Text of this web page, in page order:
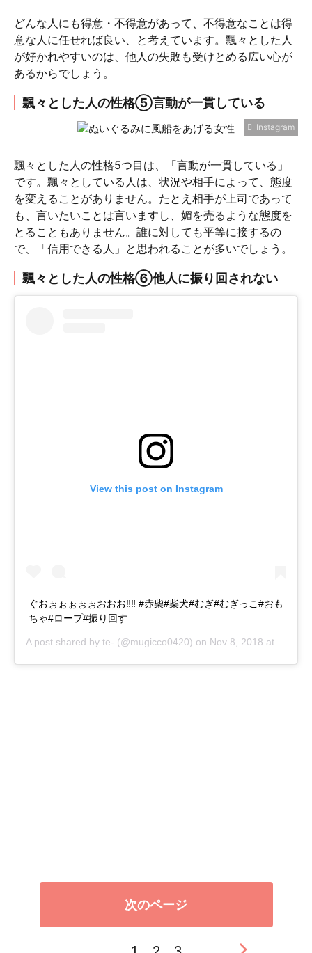
どんな人にも得意・不得意があって、不得意なことは得
意な人に任せれば良い、と考えています。飄々とした人
が好かれやすいのは、他人の失敗も受けとめる広い心が
あるからでしょう。
飄々とした人の性格⑤言動が一貫している
Instagram
飄々とした人の性格5つ目は、「言動が一貫している」
です。飄々としている人は、状況や相手によって、態度
を変えることがありません。たとえ相手が上司であって
も、言いたいことは言いますし、媚を売るような態度を
とることもありません。誰に対しても平等に接するの
で、「信用できる人」と思われることが多いでしょう。
飄々とした人の性格⑥他人に振り回されない
View this post on Instagram
ぐおぉぉぉぉぉおおお‼︎‼︎ #赤柴#柴犬#むぎ#むぎっこ#おも
ちゃ#ロープ#振り回す
A post shared by te- (@mugicco0420) on Nov 8, 2018 at 4:26am PST
次のページ